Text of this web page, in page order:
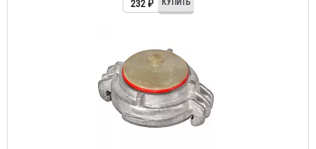
Головка ГЗ-70 (ГЗ-65)
244 ₽